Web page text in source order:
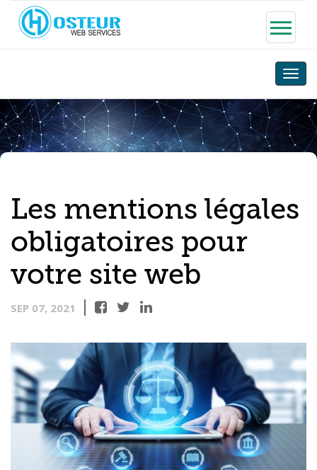
Toggle
Les mentions légales
obligatoires pour
votre site web
SEP 07, 2021